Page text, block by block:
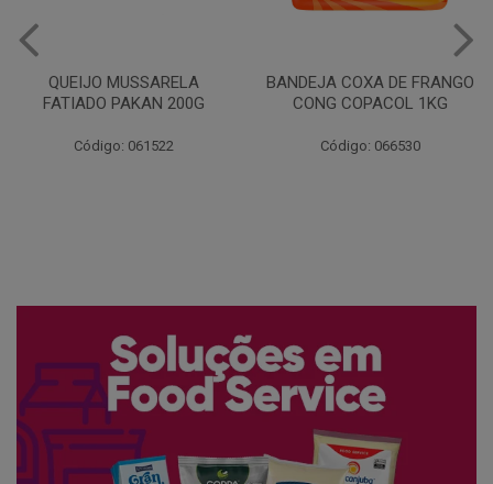
BANDEJA COXA DE FRANGO
CONG COPACOL 1KG
Código: 066530
MARGARINA COM SAL
PRIMOR 250G
Código: 048243